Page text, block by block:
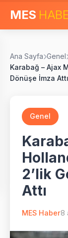
MES
Ana Sayfa Genel
Karabağ – Ajax
Dönüşe İmza Attı
Genel
2’lik
Attı
MES Haber8